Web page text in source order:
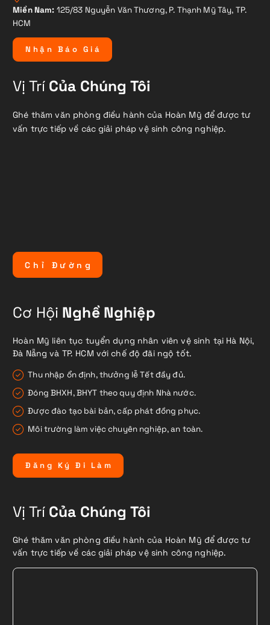
Miền Nam: 125/83 Nguyễn Văn Thương, P. Thạnh Mỹ Tây, TP.
HCM
N hậ n B á o G i á
Vị TríCủa Chúng Tôi
Ghé thăm văn phòng điều hành của Hoàn Mỹ để được tư
vấn trực tiếp về các giải pháp vệ sinh công nghiệp.
C h ỉ Đ ư ờ n g
Cơ Hội Nghề Nghiệp
Hoàn Mỹ liên tục tuyển dụng nhân viên vệ sinh tại Hà Nội,
Đà Nẵng và TP. HCM với chế độ đãi ngộ tốt.
Thu nhập ổn định, thưởng lễ Tết đầy đủ.
Đóng BHXH, BHYT theo quy định Nhà nước.
Được đào tạo bài bản, cấp phát đồng phục.
Môi trường làm việc chuyên nghiệp, an toàn.
Đ ă n g Ký Đ i L à m
Vị TríCủa Chúng Tôi
Ghé thăm văn phòng điều hành của Hoàn Mỹ để được tư
vấn trực tiếp về các giải pháp vệ sinh công nghiệp.